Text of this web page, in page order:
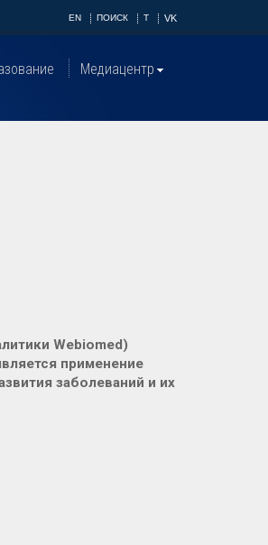
EN ПОИСК T VK
Медиацентр
Webiomed)
применение
заболеваний и их